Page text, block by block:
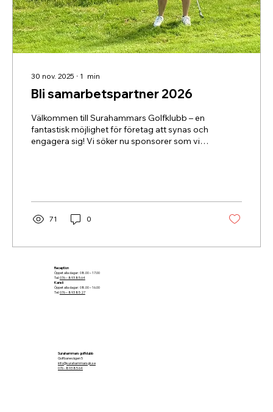
30 nov. 2025 ∙ 1 min
Bli samarbetspartner 2026
Välkommen till Surahammars Golfklubb – en
fantastisk möjlighet för företag att synas och
engagera sig! Vi söker nu sponsorer som vill
71 0
Reception
Öppet alla dagar: 08.00 – 17.00
Tel:076 – 893 85 64
Kansli
Öppet alla dagar: 08.00 – 16.00
Tel:076 – 893 85 27
Surahammars golfklubb
Golfbanevägen 5
info@surahammarsgk.se
076 - 893 85 64